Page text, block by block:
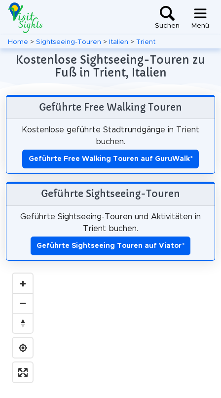
Suchen Menü
Home > Sightseeing-Touren > Italien > Trient
Kostenlose Sightseeing-Touren zu
Fuß in Trient, Italien
Geführte Free Walking Touren
Kostenlose geführte Stadtrundgänge in Trient
buchen.
Geführte Free Walking Touren auf GuruWalk*
Geführte Sightseeing-Touren
Geführte Sightseeing-Touren und Aktivitäten in
Trient buchen.
Geführte Sightseeing Touren auf Viator*